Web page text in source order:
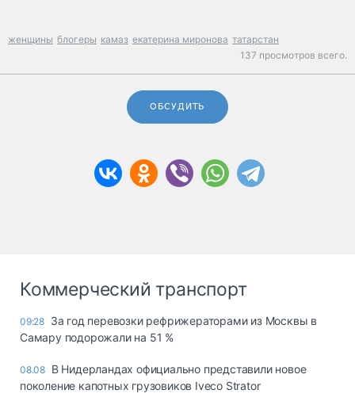
женщины блогеры камаз екатерина миронова татарстан
137 просмотров всего.
ОБСУДИТЬ
Коммерческий транспорт
09:28 За год перевозки рефрижераторами из Москвы в
Самару подорожали на 51 %
08.08 В Нидерландах официально представили новое
поколение капотных грузовиков Iveco Strator